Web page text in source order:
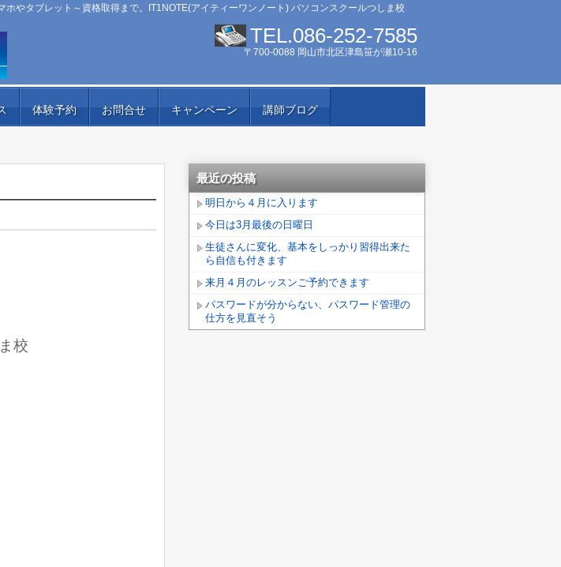
やタブレット～資格取得まで。IT1NOTE(アイティーワンノート) パソコンスクールつしま校
TEL.086-252-7585
〒700-0088 岡山市北区津島笹が瀬10-16
体験予約 お問合せ キャンペーン 講師ブログ
校
最近の投稿
明日から４月に入ります
今日は3月最後の日曜日
生徒さんに変化、基本をしっかり習得出来た
ら自信も付きます
来月４月のレッスンご予約できます
パスワードが分からない、パスワード管理の
仕方を見直そう